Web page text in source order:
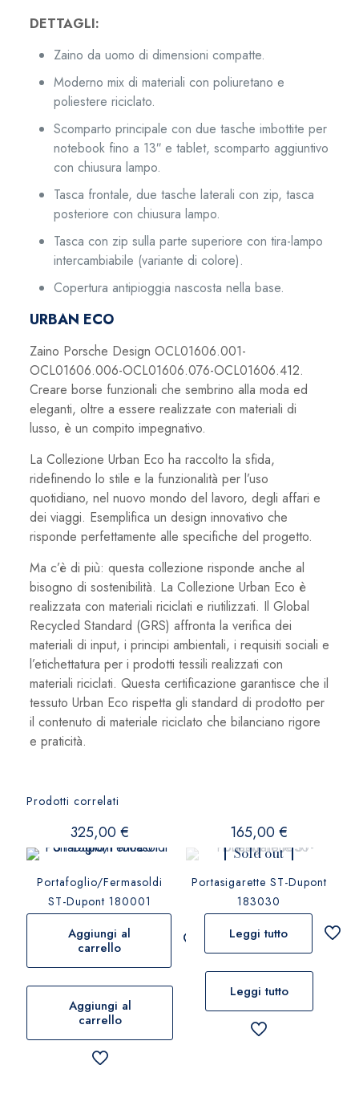
DETTAGLI:
Zaino da uomo di dimensioni compatte.
Moderno mix di materiali con poliuretano e
poliestere riciclato.
Scomparto principale con due tasche imbottite per
notebook fino a 13″ e tablet, scomparto aggiuntivo
con chiusura lampo.
Tasca frontale, due tasche laterali con zip, tasca
posteriore con chiusura lampo.
Tasca con zip sulla parte superiore con tira-lampo
intercambiabile (variante di colore).
Copertura antipioggia nascosta nella base.
URBAN ECO
Zaino Porsche Design OCL01606.001-
OCL01606.006-OCL01606.076-OCL01606.412.
Creare borse funzionali che sembrino alla moda ed
eleganti, oltre a essere realizzate con materiali di
lusso, è un compito impegnativo.
La Collezione Urban Eco ha raccolto la sfida,
ridefinendo lo stile e la funzionalità per l’uso
quotidiano, nel nuovo mondo del lavoro, degli affari e
dei viaggi. Esemplifica un design innovativo che
risponde perfettamente alle specifiche del progetto.
Ma c’è di più: questa collezione risponde anche al
bisogno di sostenibilità. La Collezione Urban Eco è
realizzata con materiali riciclati e riutilizzati. Il Global
Recycled Standard (GRS) affronta la verifica dei
materiali di input, i principi ambientali, i requisiti sociali e
l’etichettatura per i prodotti tessili realizzati con
materiali riciclati. Questa certificazione garantisce che il
tessuto Urban Eco rispetta gli standard di prodotto per
il contenuto di materiale riciclato che bilanciano rigore
e praticità.
Prodotti correlati
325,00€
Portafoglio/Fermasoldi
ST-Dupont 180001
Aggiungi al
carrello
Aggiungi al
carrello
165,00€
Sold out
Portasigarette ST-Dupont
183030
Leggi tutto
Leggi tutto